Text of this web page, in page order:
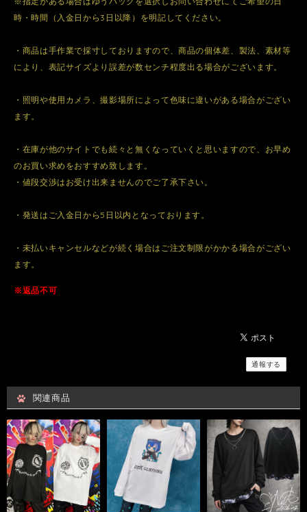
時・時間（入金日から3日以降）を明記してください。
・商品は手作業で採寸しておりますので、商品の個体差、製法、素材等
により、表記サイズより誤差が数センチ程度出る場合がございます。
・照明や使用カメラ、撮影場所によって色味に違いがある場合がござい
ます。
・在庫が他のサイトでも続々と無くなっていくと思いますので、お早め
のお買い求めをおすすめ致します。
・値段交渉はお受け出来ませんのでご了承下さい。
・発送はご入金日から5日以内となっております。
・未払いキャンセルなどが続く場合はご注文制限がかかる場合がござい
ます。
※返品不可
通報する
関連商品